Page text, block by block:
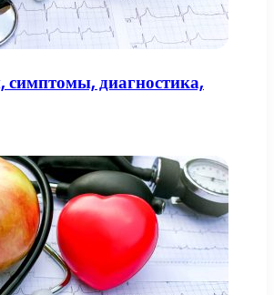
симптомы, диагностика,